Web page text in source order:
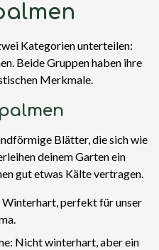
Kategorien unterteilen:
Beide Gruppen haben ihre
Merkmale.
Blätter, die sich wie
deinem Garten ein
gut etwas Kälte vertragen.
Winterhart, perfekt für unser
Nicht winterhart, aber ein